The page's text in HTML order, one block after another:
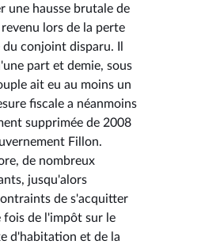
une hausse brutale de
lors de la perte
du conjoint disparu. Il
part et demie, sous
ait eu au moins un
fiscale a néanmoins
supprimée de 2008
Fillon.
de nombreux
jusqu'alors
de s'acquitter
fois de l'impôt sur le
d'habitation et de la